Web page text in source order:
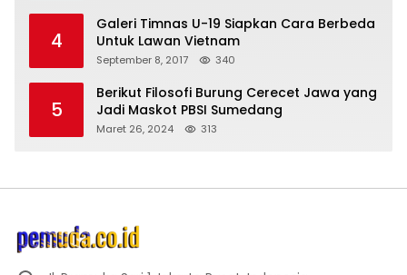
4
Galeri Timnas U-19 Siapkan Cara Berbeda
Untuk Lawan Vietnam
September 8, 2017 340
5
Berikut Filosofi Burung Cerecet Jawa yang
Jadi Maskot PBSI Sumedang
Maret 26, 2024 313